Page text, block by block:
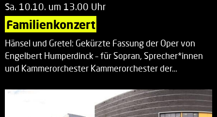
Sa. 10.10. um 13.00 Uhr
Familienkonzert
Hänsel und Gretel: Gekürzte Fassung der Oper von
Engelbert Humperdinck – für Sopran, Sprecher*innen
und Kammerorchester Kammerorchester der…